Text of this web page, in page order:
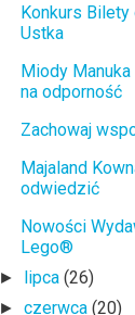
Konkurs
Ustka
Miody
na odporność
Zachowaj
Majaland
odwiedzić
Nowości
Lego®
► lipca(26)
►czerwca(20)